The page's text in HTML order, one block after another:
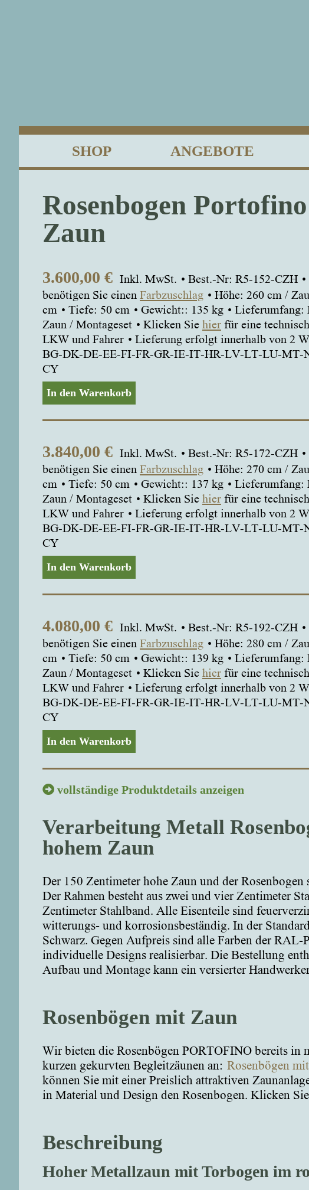
SHOP ANGEBOTE
Rosenbogen
Zaun
3.600,00 € Inkl. MwSt. Best.-Nr: R5-152-CZH
benötigen Sie einen Farbzuschlag Höhe: 260 cm /
cm
Tiefe: 50 cm Gewicht:: 135 kg
Lieferumfang:
Zaun / Montageset
Klicken Sie hier für eine
LKW und Fahrer
Lieferung erfolgt innerhalb von 2
BG-DK-DE-EE-FI-FR-GR-IE-IT-HR-LV-LT-LU-MT-
CY
In den Warenkorb
3.840,00 € Inkl. MwSt. Best.-Nr: R5-172-CZH
benötigen Sie einen Farbzuschlag Höhe: 270 cm /
cm
Tiefe: 50 cm Gewicht:: 137 kg
Lieferumfang:
Zaun / Montageset
Klicken Sie hier für eine
LKW und Fahrer
Lieferung erfolgt innerhalb von 2
BG-DK-DE-EE-FI-FR-GR-IE-IT-HR-LV-LT-LU-MT-
CY
In den Warenkorb
4.080,00 € Inkl. MwSt. Best.-Nr: R5-192-CZH
benötigen Sie einen Farbzuschlag Höhe: 280 cm /
cm
Tiefe: 50 cm Gewicht:: 139 kg
Lieferumfang:
Zaun / Montageset
Klicken Sie hier für eine
LKW und Fahrer
Lieferung erfolgt innerhalb von 2
BG-DK-DE-EE-FI-FR-GR-IE-IT-HR-LV-LT-LU-MT-
CY
In den Warenkorb
vollständige Produktdetails anzeigen
Verarbeitung Metall
hohem Zaun
Der 150 Zentimeter hohe Zaun und der Rosenbogen
Der Rahmen besteht aus zwei und vier Zentimeter
Zentimeter Stahlband. Alle Eisenteile sind
witterungs- und korrosionsbeständig. In der
Schwarz. Gegen Aufpreis sind alle Farben der RAL-
individuelle Designs realisierbar. Die Bestellung
Aufbau und Montage kann ein versierter
Rosenbögen mit Zaun
Wir bieten die Rosenbögen PORTOFINO bereits in
kurzen gekurvten Begleitzäunen an: Rosenbögen
können Sie mit einer Preislich attraktiven
in Material und Design den Rosenbogen. Klicken Sie
Beschreibung
Hoher Metallzaun mit Torbogen im